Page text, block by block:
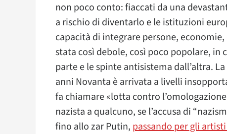
non poco conto: fiaccati da una
a rischio di diventarlo e le istituzioni
capacità di integrare persone,
stata così debole, così poco popolare, in
parte e le spinte antisistema dall’altra.
anni Novanta è arrivata a livelli
fa chiamare «lotta contro
nazista a qualcuno, se l’accusa di
fino allo zar Putin, passando per gli